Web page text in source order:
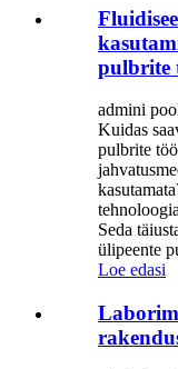
pulbrite
admini
Kuidas
pulbrite
Seda
ülipeente
Loe edasi